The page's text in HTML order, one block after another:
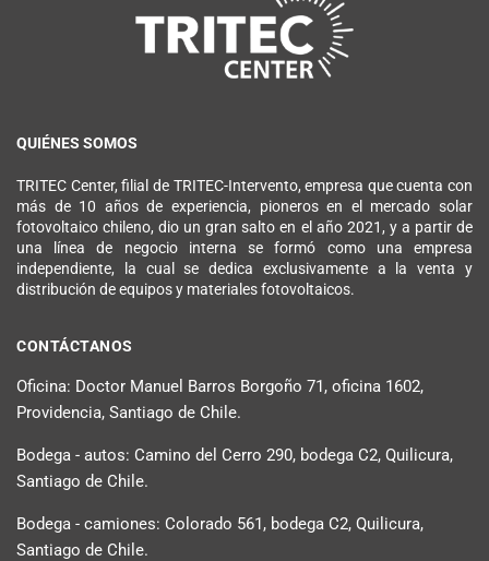
QUIÉNES SOMOS
TRITEC Center, filial de TRITEC-Intervento, empresa que cuenta con
más de 10 años de experiencia, pioneros en el mercado solar
fotovoltaico chileno, dio un gran salto en el año 2021, y a partir de
una línea de negocio interna se formó como una empresa
independiente, la cual se dedica exclusivamente a la venta y
distribución de equipos y materiales fotovoltaicos.
CONTÁCTANOS
Oficina: Doctor Manuel Barros Borgoño 71, oficina 1602,
Providencia, Santiago de Chile.
Bodega - autos: Camino del Cerro 290, bodega C2, Quilicura,
Santiago de Chile.
Bodega - camiones: Colorado 561, bodega C2, Quilicura,
Santiago de Chile.